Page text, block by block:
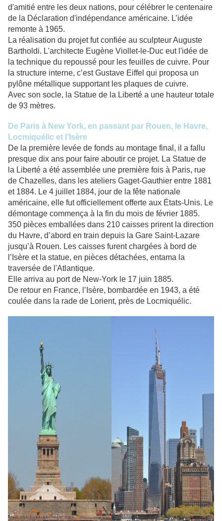
d'amitié entre les deux nations, pour célébrer le centenaire
de la Déclaration d'indépendance américaine. L’idée
remonte à 1965.
La réalisation du projet fut confiée au sculpteur Auguste
Bartholdi. L'architecte Eugène Viollet-le-Duc eut l'idée de
la technique du repoussé pour les feuilles de cuivre. Pour
la structure interne, c’est Gustave Eiffel qui proposa un
pylône métallique supportant les plaques de cuivre.
Avec son socle, la Statue de la Liberté a une hauteur totale
de 93 mètres.
De Paris à New York, en passant par Rouen, le Havre,
Locmiquélic et l’Isère
De la première levée de fonds au montage final, il a fallu
presque dix ans pour faire aboutir ce projet. La Statue de
la Liberté a été assemblée une première fois à Paris, rue
de Chazelles, dans les ateliers Gaget-Gauthier entre 1881
et 1884. Le 4 juillet 1884, jour de la fête nationale
américaine, elle fut officiellement offerte aux États-Unis. Le
démontage commença à la fin du mois de février 1885.
350 pièces emballées dans 210 caisses prirent la direction
du Havre, d’abord en train depuis la Gare Saint-Lazare
jusqu’à Rouen. Les caisses furent chargées à bord de
l’Isère et la statue, en pièces détachées, entama la
traversée de l'Atlantique.
Elle arriva au port de New-York le 17 juin 1885.
De retour en France, l’Isère, bombardée en 1943, a été
coulée dans la rade de Lorient, près de Locmiquélic.